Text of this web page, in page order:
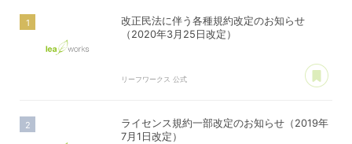
改正民法に伴う各種規約改定のお知らせ
（2020年3月25日改定）
リーフワークス 公式
ライセンス規約一部改定のお知らせ（2019年
7月1日改定）